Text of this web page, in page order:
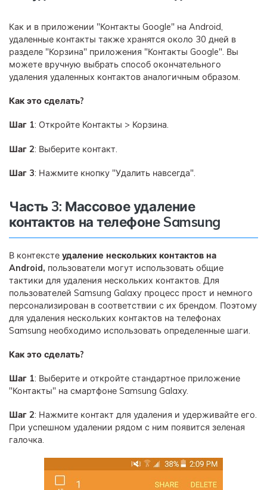
Как и в приложении "Контакты Google" на Android,
удаленные контакты также хранятся около 30 дней в
разделе "Корзина" приложения "Контакты Google". Вы
можете вручную выбрать способ окончательного
удаления удаленных контактов аналогичным образом.
Как это сделать?
Шаг 1: Откройте Контакты > Корзина.
Шаг 2: Выберите контакт.
Шаг 3: Нажмите кнопку "Удалить навсегда".
Часть 3: Массовое удаление
контактов на телефоне Samsung
В контексте удаление нескольких контактов на
Android, пользователи могут использовать общие
тактики для удаления нескольких контактов. Для
пользователей Samsung Galaxy процесс прост и немного
персонализирован в соответствии с их брендом. Поэтому
для удаления нескольких контактов на телефонах
Samsung необходимо использовать определенные шаги.
Как это сделать?
Шаг 1: Выберите и откройте стандартное приложение
"Контакты" на смартфоне Samsung Galaxy.
Шаг 2: Нажмите контакт для удаления и удерживайте его.
При успешном удалении рядом с ним появится зеленая
галочка.